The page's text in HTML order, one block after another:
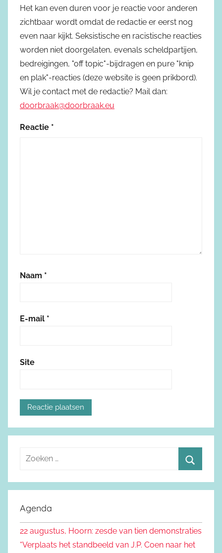
Het kan even duren voor je reactie voor anderen
zichtbaar wordt omdat de redactie er eerst nog
even naar kijkt. Seksistische en racistische reacties
worden niet doorgelaten, evenals scheldpartijen,
bedreigingen, "off topic"-bijdragen en pure "knip
en plak"-reacties (deze website is geen prikbord).
Wil je contact met de redactie? Mail dan:
doorbraak@doorbraak.eu
Reactie *
Naam *
E-mail *
Site
e
e
n
o
e
n
Agenda
22 augustus, Hoorn: zesde van tien demonstraties
“Verplaats het standbeeld van J.P. Coen naar het